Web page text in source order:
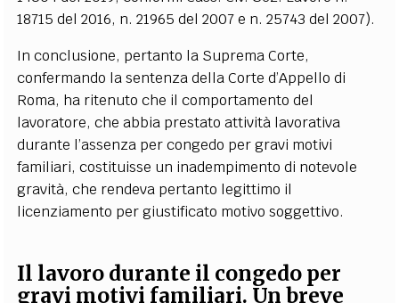
18715 del 2016, n. 21965 del 2007 e n. 25743 del 2007).
In conclusione, pertanto la Suprema Corte,
confermando la sentenza della Corte d’Appello di
Roma, ha ritenuto che il comportamento del
lavoratore, che abbia prestato attività lavorativa
durante l’assenza per congedo per gravi motivi
familiari, costituisse un inadempimento di notevole
gravità, che rendeva pertanto legittimo il
licenziamento per giustificato motivo soggettivo.
Il lavoro durante il congedo per
gravi motivi familiari. Un breve